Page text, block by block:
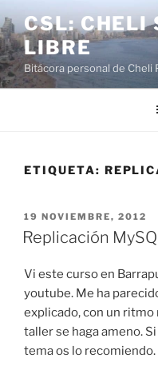
al
contenido
CSL: CHELI
LIBRE
Bitácora personal de Cheli
ETIQUETA:
PUBLICADO
EL
19 NOVIEMBRE, 2012
Replicación
Vi este curso en
youtube. Me ha
explicado, con un ritmo
taller se haga ameno.
tema os lo recomiendo.